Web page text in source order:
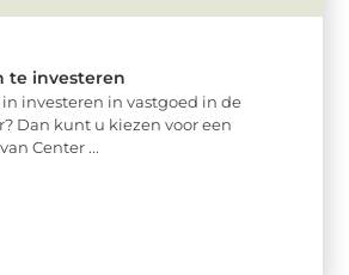
te investeren
investeren in vastgoed in de
Dan kunt u kiezen voor een
Center ...